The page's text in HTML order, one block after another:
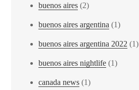
buenos aires (2)
buenos aires argentina (1)
buenos aires argentina 2022 (1)
buenos aires nightlife (1)
canada news (1)